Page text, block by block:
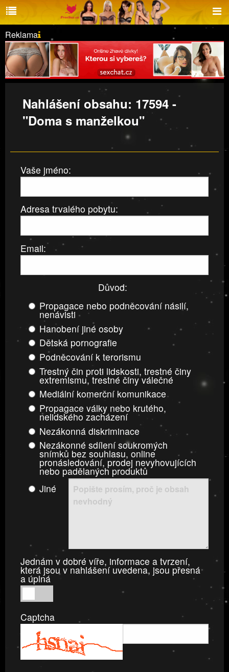
Reklama
Nahlášení obsahu: 17594 -
"Doma s manželkou"
Vaše jméno:
Adresa trvalého pobytu:
Email:
Důvod:
Propagace nebo podněcování násilí,
nenávisti
Hanobení jiné osoby
Dětská pornografie
Podněcování k terorismu
Trestný čin proti lidskosti, trestné činy
extremismu, trestné činy válečné
Mediální komerční komunikace
Propagace války nebo krutého,
nelidského zacházení
Nezákonná diskriminace
Nezákonné sdílení soukromých
snímků bez souhlasu, online
pronásledování, prodej nevyhovujících
nebo padělaných produktů
Jiné
Jednám v dobré víře, informace a tvrzení,
která jsou v nahlášení uvedena, jsou přesná
a úplná
v
dobré
informace
Captcha